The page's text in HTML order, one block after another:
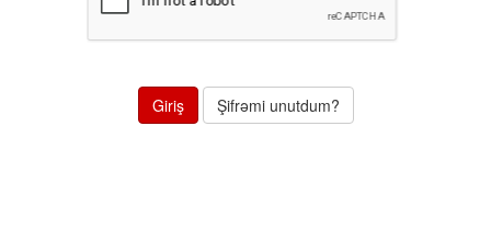
Şifrəmi unutdum?